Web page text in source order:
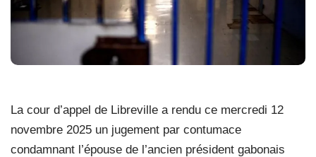
La cour d’appel de Libreville a rendu ce mercredi 12
novembre 2025 un jugement par contumace
condamnant l’épouse de l’ancien président gabonais